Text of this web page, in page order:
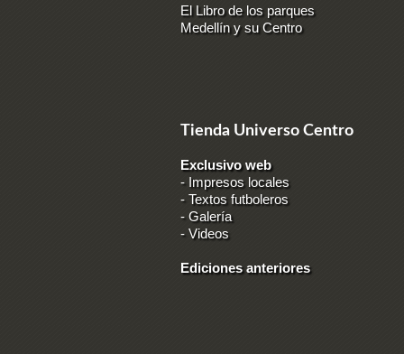
El Libro de los parques
Medellín y su Centro
Tienda Universo Centro
Exclusivo web
- Impresos locales
- Textos futboleros
-Galería
-Videos
Ediciones anteriores